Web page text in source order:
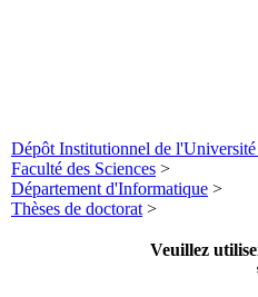
Dépôt Institutionnel de
Faculté des Sciences >
Département d'Informatique >
Thèses de doctorat >
Veuillez